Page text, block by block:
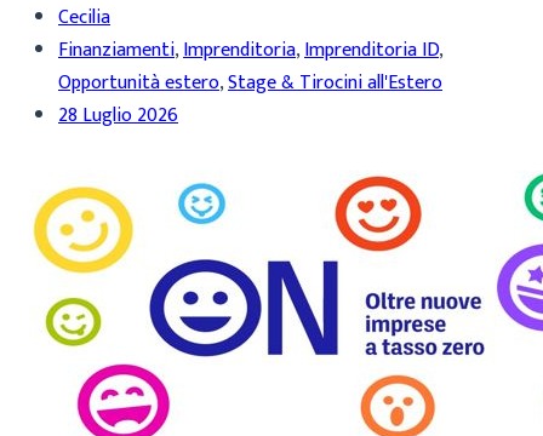
Cecilia
Finanziamenti,Imprenditoria,Imprenditoria ID,
Opportunità estero,Stage & Tirocini all'Estero
28 Luglio 2026